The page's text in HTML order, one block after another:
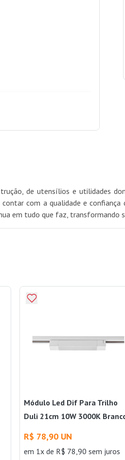
de utensílios e utilidades
com a qualidade e
em tudo que faz,
Módulo Led Dif Para Trilho
Duli 21cm 10W 3000K
R$ 78,90 UN
em 1x de R$ 78,90 sem juros